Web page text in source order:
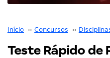
Início ›› Concursos ››
Teste Rápido de